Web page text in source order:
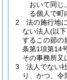
おいて同じ
る個人で町
2
法の施行地
ない法人(以
するこの節の
条第1項第14
その事務所又
3
法人でない
り、かつ、